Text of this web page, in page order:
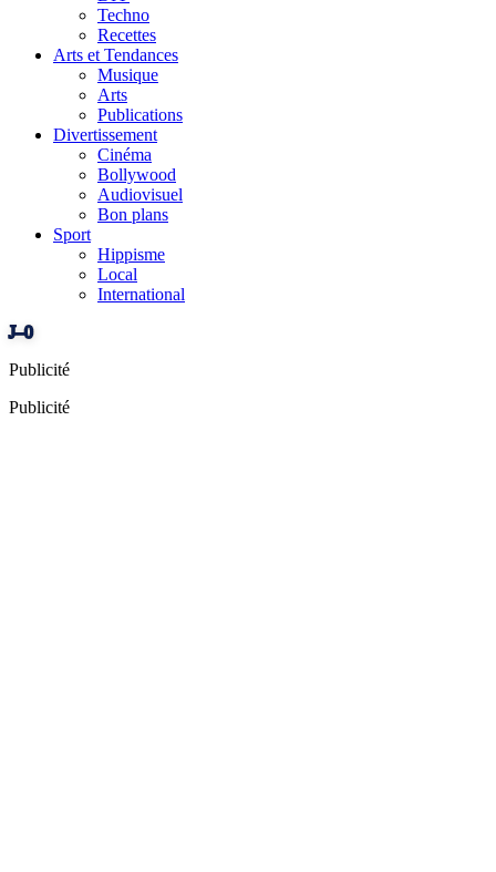
Techno
Recettes
Arts et Tendances
Musique
Arts
Publications
Divertissement
Cinéma
Bollywood
Audiovisuel
Bon plans
Sport
Hippisme
Local
International
J–0
Publicité
Publicité